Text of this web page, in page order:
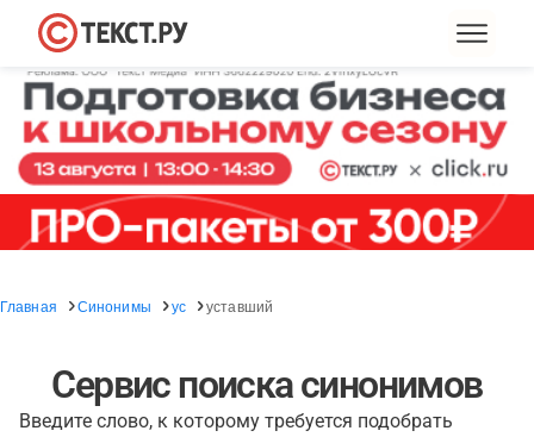
Главная Синонимы ус уставший
Сервис поиска синонимов
Введите слово, к которому требуется подобрать